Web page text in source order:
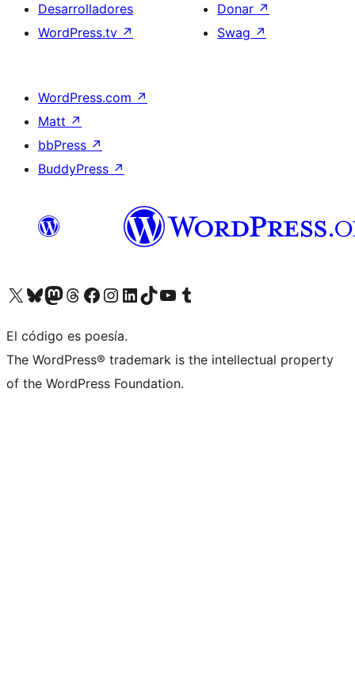
Desarrolladores
WordPress.tv ↗
Donar ↗
Swag ↗
WordPress.com ↗
Matt ↗
bbPress ↗
BuddyPress ↗
Visita nuestra cuenta de X (anteriormente Twitter)
Visit our Bluesky account
Visit our Mastodon account
Visit our Threads account
Visita nuestra página de Facebook
Visita nuestra cuenta de Instagram
Visita nuestra cuenta de LinkedIn
Visit our TikTok account
Visita nuestro canal de YouTube
Visit our Tumblr account
El código es poesía.
The WordPress® trademark is the intellectual property
of the WordPress Foundation.